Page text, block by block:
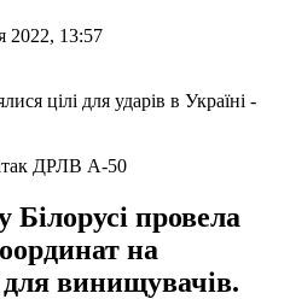
2022, 13:57
ДРЛВ А-50
Білорусі провела
на
для винищувачів.